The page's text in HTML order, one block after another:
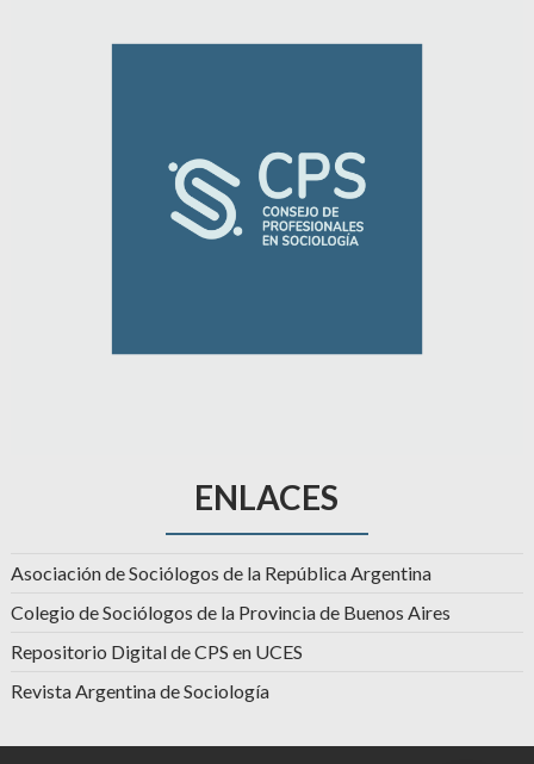
ENLACES
Asociación de Sociólogos de la República Argentina
Colegio de Sociólogos de la Provincia de Buenos Aires
Repositorio Digital de CPS en UCES
Revista Argentina de Sociología